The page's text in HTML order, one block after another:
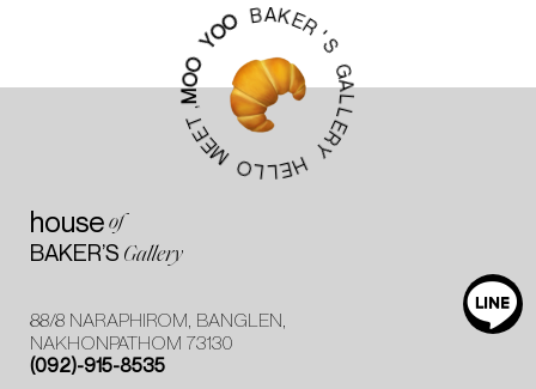
house of
BAKER’S Gallery
88/8 NARAPHIROM, BANGLEN,
NAKHONPATHOM 73130
(092)-915-8535
M
O
O
Y
O
O BAKER'S
G
A
L
L
E
R
Y
H
E
L
L
O
M
E
E
T